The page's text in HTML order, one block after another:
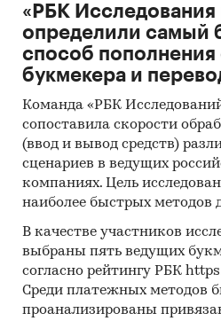
«РБК Исследования
определили самый
способ пополнения
букмекера и
Команда «РБК
сопоставила скорости
(ввод и вывод средств)
сценариев в ведущих
компаниях. Цель
наиболее быстрых методов
В качестве участников
выбраны пять ведущих
согласно рейтингу РБК
Среди платежных методов
проанализированы